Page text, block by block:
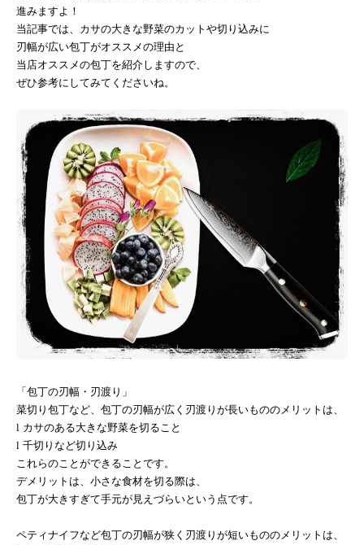
進みますよ！
当記事では、カサの大きな野菜のカットや切り込みに
刃幅が広い包丁がオススメの理由と
当店オススメの包丁を紹介しますので、
ぜひ参考にしてみてくださいね。
「包丁の刃幅・刃渡り」
菜切り包丁など、包丁の刃幅が広く刃渡りが長いもののメリットは、
l カサのある大きな野菜を切ること
l 千切りなど切り込み
これらのことができることです。
デメリットは、小さな食材を切る際は、
包丁が大きすぎて手元が見えづらいという点です。
ペティナイフなど包丁の刃幅が狭く刃渡りが短いもののメリットは、